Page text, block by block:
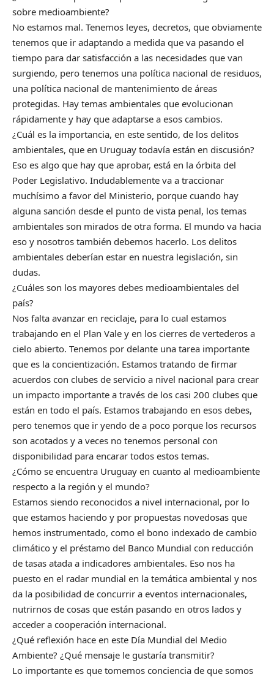
sobre medioambiente?
No estamos mal. Tenemos leyes, decretos, que obviamente
tenemos que ir adaptando a medida que va pasando el
tiempo para dar satisfacción a las necesidades que van
surgiendo, pero tenemos una política nacional de residuos,
una política nacional de mantenimiento de áreas
protegidas. Hay temas ambientales que evolucionan
rápidamente y hay que adaptarse a esos cambios.
¿Cuál es la importancia, en este sentido, de los delitos
ambientales, que en Uruguay todavía están en discusión?
Eso es algo que hay que aprobar, está en la órbita del
Poder Legislativo. Indudablemente va a traccionar
muchísimo a favor del Ministerio, porque cuando hay
alguna sanción desde el punto de vista penal, los temas
ambientales son mirados de otra forma. El mundo va hacia
eso y nosotros también debemos hacerlo. Los delitos
ambientales deberían estar en nuestra legislación, sin
dudas.
¿Cuáles son los mayores debes medioambientales del
país?
Nos falta avanzar en reciclaje, para lo cual estamos
trabajando en el Plan Vale y en los cierres de vertederos a
cielo abierto. Tenemos por delante una tarea importante
que es la concientización. Estamos tratando de firmar
acuerdos con clubes de servicio a nivel nacional para crear
un impacto importante a través de los casi 200 clubes que
están en todo el país. Estamos trabajando en esos debes,
pero tenemos que ir yendo de a poco porque los recursos
son acotados y a veces no tenemos personal con
disponibilidad para encarar todos estos temas.
¿Cómo se encuentra Uruguay en cuanto al medioambiente
respecto a la región y el mundo?
Estamos siendo reconocidos a nivel internacional, por lo
que estamos haciendo y por propuestas novedosas que
hemos instrumentado, como el bono indexado de cambio
climático y el préstamo del Banco Mundial con reducción
de tasas atada a indicadores ambientales. Eso nos ha
puesto en el radar mundial en la temática ambiental y nos
da la posibilidad de concurrir a eventos internacionales,
nutrirnos de cosas que están pasando en otros lados y
acceder a cooperación internacional.
¿Qué reflexión hace en este Día Mundial del Medio
Ambiente? ¿Qué mensaje le gustaría transmitir?
Lo importante es que tomemos conciencia de que somos